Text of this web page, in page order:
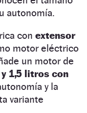
autonomía.
con extensor
motor eléctrico
un motor de
1,5 litros con
y la
variante